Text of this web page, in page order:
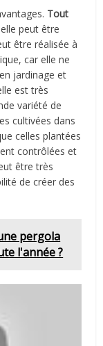
Tout
peut être
être réalisée à
car elle ne
jardinage et
est très
variété de
cultivées dans
celles plantées
contrôlées et
être très
de créer des
pergola
l'année ?